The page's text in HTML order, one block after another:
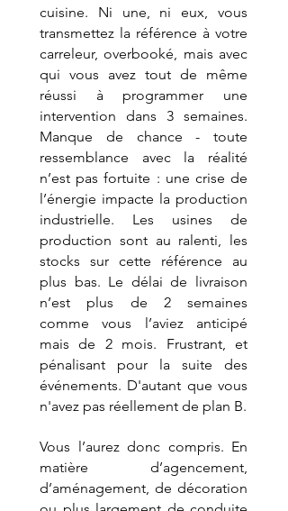
cuisine. Ni une, ni eux, vous
transmettez la référence à votre
carreleur, overbooké, mais avec
qui vous avez tout de même
réussi à programmer une
intervention dans 3 semaines.
Manque de chance - toute
ressemblance avec la réalité
n’est pas fortuite : une crise de
l’énergie impacte la production
industrielle. Les usines de
production sont au ralenti, les
stocks sur cette référence au
plus bas. Le délai de livraison
n’est plus de 2 semaines
comme vous l’aviez anticipé
mais de 2 mois. Frustrant, et
pénalisant pour la suite des
événements. D'autant que vous
n'avez pas réellement de plan B.
Vous l’aurez donc compris. En
matière d’agencement,
d’aménagement, de décoration